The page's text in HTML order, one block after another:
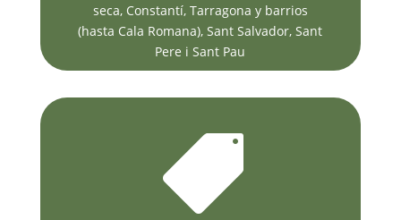
seca, Constantí, Tarragona y barrios
(hasta Cala Romana), Sant Salvador, Sant
Pere i Sant Pau
